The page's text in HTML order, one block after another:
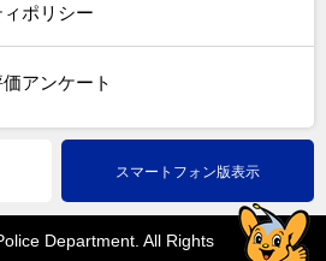
ポリシー
アンケート
スマートフォン版表示
Department. All Rights